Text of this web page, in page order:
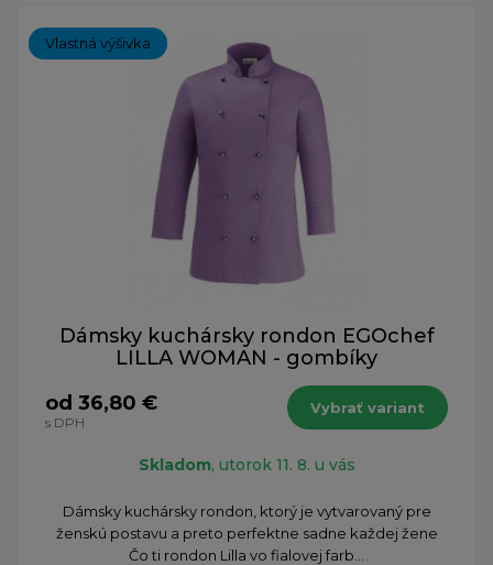
Vlastná výšivka
Dámsky kuchársky rondon EGOchef
LILLA WOMAN - gombíky
od 36,80 €
s DPH
Vybrať variant
Skladom, utorok 11. 8. u vás
Dámsky kuchársky rondon, ktorý je vytvarovaný pre
ženskú postavu a preto perfektne sadne každej žene
Čo ti rondon Lilla vo fialovej farb...